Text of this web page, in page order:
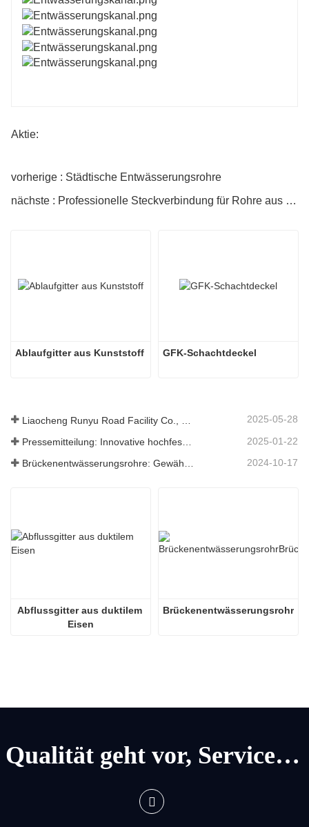
Aktie:
vorherige : Städtische Entwässerungsrohre
nächste : Professionelle Steckverbindung für Rohre aus duktilem Gusseisen
Ablaufgitter aus Kunststoff GFK-Schachtdeckel
2025-05-28
2025-01-22
Brückenentwässerungsrohre: Gewährleistung eines effizienten Wassermanagements in der modernen Infrastruktur 2024-10-17
Abflussgitter aus duktilem
Eisen
Brückenentwässerungsrohr
Qualität geht vor, Service geht vor